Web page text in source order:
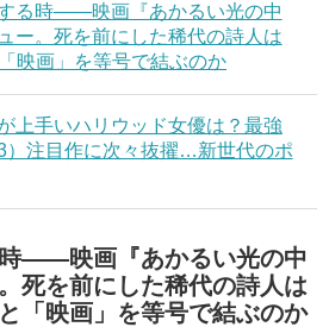
る時——映画『あかるい光の中
ー。死を前にした稀代の詩人は
映画」を等号で結ぶのか
上手いハリウッド女優は？最強
）注目作に次々抜擢…新世代のポ
——映画『あかるい光の中
死を前にした稀代の詩人は
「映画」を等号で結ぶのか